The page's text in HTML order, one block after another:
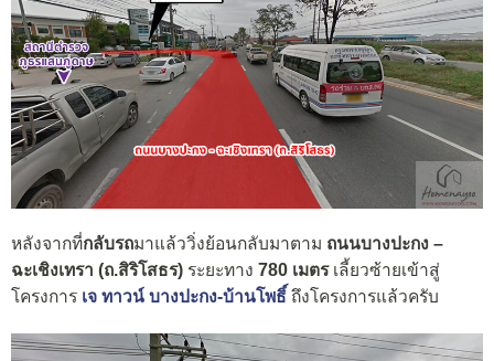
หลังจากที่กลับรถมาแล้ววิ่งย้อนกลับมาตาม ถนนบางปะกง –
ฉะเชิงเทรา (ถ.สิริโสธร) ระยะทาง 780 เมตรเลี้ยวซ้ายเข้าสู่
โครงการ เจ ทาวน์ บางปะกง-บ้านโพธิ์ ถึงโครงการแล้วครับ